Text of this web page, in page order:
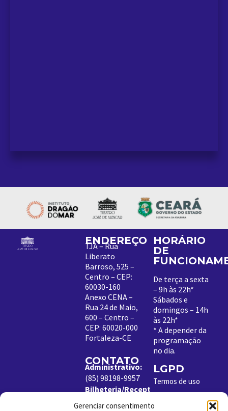
Gerenciar consentimento
ENDEREÇO
TJA – Rua
Liberato
Barroso, 525 –
Centro – CEP:
60030-160
Anexo CENA –
Rua 24 de Maio,
600 – Centro –
CEP: 60020-000
Fortaleza-CE
CONTATO
Administrativo:
(85) 98198-9957
Bilheteria/Receptivo:
(85) 99204-8843
HORÁRIO
DE
De terça a sexta
– 9h às 22h*
Sábados e
domingos – 14h
às 22h*
* A depender da
programação
no dia.
LGPD
Termos de uso